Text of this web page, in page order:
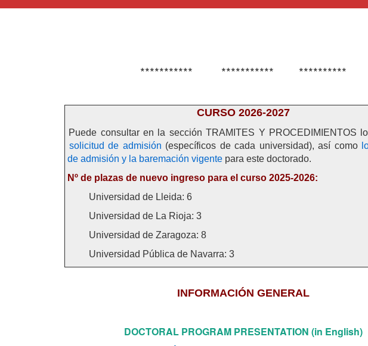
*********** *********** **********
CURSO 2026-2027
Puede consultar en la sección TRAMITES Y PROCEDIMIENTOS
solicitud de admisión (específicos de cada universidad), así como
de admisión y la baremación vigente para este doctorado.
Nº de plazas de nuevo ingreso para el curso 2025-2026:
Universidad de Lleida: 6
Universidad de La Rioja: 3
Universidad de Zaragoza: 8
Universidad Pública de Navarra: 3
INFORMACIÓN GENERAL
DOCTORAL PROGRAM PRESENTATION (in English)